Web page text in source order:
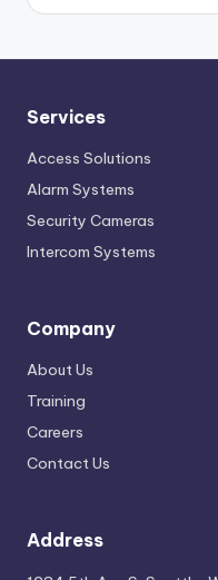
Services
Access Solutions
Alarm Systems
Security Cameras
Intercom Systems
Company
About Us
Training
Careers
Contact Us
Address